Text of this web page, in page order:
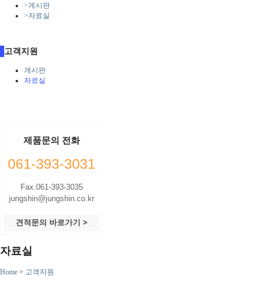
>게시판
>자료실
고객지원
게시판
자료실
제품문의 전화
061-393-3031
Fax.061-393-3035
jungshin@jungshin.co.kr
견적문의 바로가기 >
자료실
Home > 고객지원